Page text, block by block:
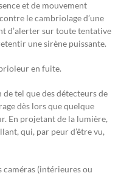
et de mouvement
le cambriolage d’une
d’alerter sur toute tentative
une sirène puissante.
en fuite.
tel que des détecteurs de
dès lors que quelque
En projetant de la lumière,
qui, par peur d’être vu,
caméras (intérieures ou